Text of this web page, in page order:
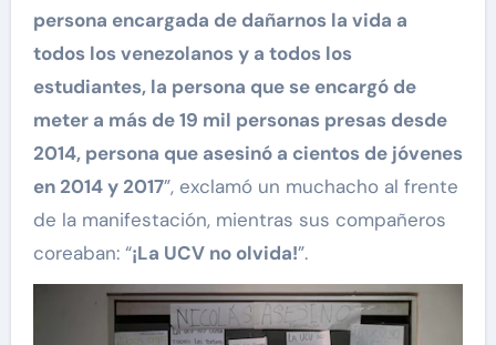
persona encargada de dañarnos la vida a
todos los venezolanos y a todos los
estudiantes, la persona que se encargó de
meter a más de 19 mil personas presas desde
2014, persona que asesinó a cientos de jóvenes
en 2014 y 2017”, exclamó un muchacho al frente
de la manifestación, mientras sus compañeros
coreaban: “¡La UCV no olvida!”.